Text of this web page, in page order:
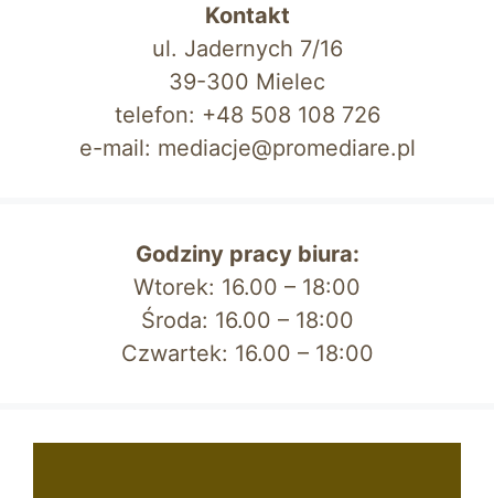
Kontakt
ul. Jadernych 7/16
39-300 Mielec
telefon: +48 508 108 726
e-mail: mediacje@promediare.pl
Godziny pracy biura:
Wtorek: 16.00 – 18:00
Środa: 16.00 – 18:00
Czwartek: 16.00 – 18:00